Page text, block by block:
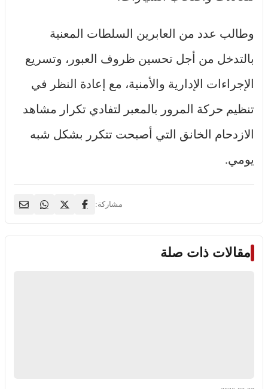
وطالب عدد من العابرين السلطات المعنية
بالتدخل من أجل تحسين ظروف العبور، وتسريع
الإجراءات الإدارية والأمنية، مع إعادة النظر في
تنظيم حركة المرور بالمعبر لتفادي تكرار مشاهد
الازدحام الخانق التي أصبحت تتكرر بشكل شبه
يومي.
مشاركة:
مقالات ذات صلة